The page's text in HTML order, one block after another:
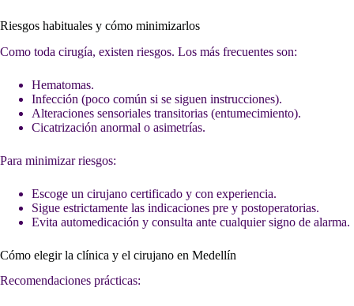
Riesgos habituales y cómo minimizarlos
Como toda cirugía, existen riesgos. Los más frecuentes son:
Hematomas.
Infección (poco común si se siguen instrucciones).
Alteraciones sensoriales transitorias (entumecimiento).
Cicatrización anormal o asimetrías.
Para minimizar riesgos:
Escoge un cirujano certificado y con experiencia.
Sigue estrictamente las indicaciones pre y postoperatorias.
Evita automedicación y consulta ante cualquier signo de alarma.
Cómo elegir la clínica y el cirujano en Medellín
Recomendaciones prácticas: